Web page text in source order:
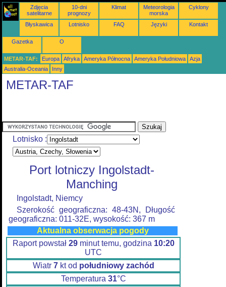
Zdjęcia
satelitarne
10-dni
prognozy
Klimat
Meteorologia
morska
Cyklony
Błyskawica Lotnisko FAQ Języki Kontakt
Gazetka O
METAR-TAF: Europa Afryka Ameryka Północna Ameryka Południowa
Azja
Australia-Oceania
Inny
METAR-TAF
Lotnisko :
Port lotniczy Ingolstadt-
Manching
Ingolstadt, Niemcy
Szerokość geograficzna: 48-43N, Długość
geograficzna: 011-32E, wysokość: 367 m
Aktualna obserwacja pogody
Raport powstał 29minut temu, godzina 10:20
UTC
Wiatr 7kt od południowy zachód
Temperatura 31°C